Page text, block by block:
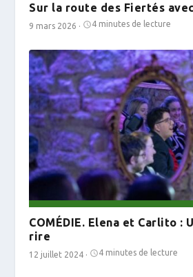
Sur la route des Fiertés
9 mars 2026 · 4 minutes de lecture
COMÉDIE. Elena et Carlito :
rire
12 juillet 2024 · 4 minutes de lecture